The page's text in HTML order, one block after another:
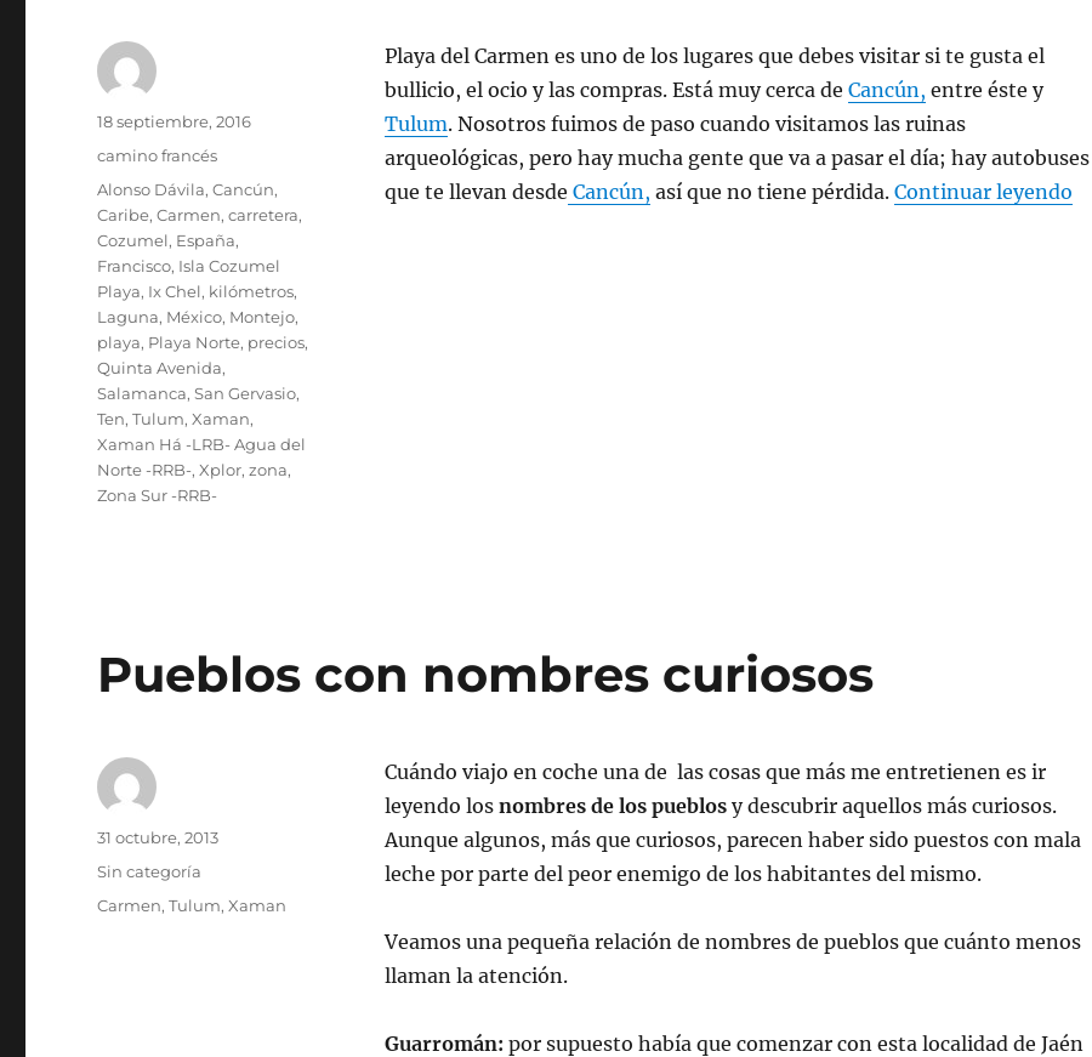
Playa del Carmen es uno de los lugares que debes visitar si te gusta el
bullicio, el ocio y las compras. Está muy cerca de Cancún, entre éste y
Tulum. Nosotros fuimos de paso cuando visitamos las ruinas
arqueológicas, pero hay mucha gente que va a pasar el día; hay autobuses
que te llevan desde Cancún, así que no tiene pérdida. Continuar leyendo
Autor
Publicado
18 septiembre, 2016
Categorías
camino francés
Etiquetas
Alonso Dávila,Cancún,
Caribe,Carmen,carretera,
Cozumel, España,
Francisco, Isla Cozumel
Playa, Ix Chel, kilómetros,
Laguna, México, Montejo,
playa, Playa Norte, precios,
Quinta Avenida,
Salamanca,San Gervasio,
Ten,Tulum,Xaman,
Xaman Há -LRB- Agua del
Norte -RRB-,Xplor,zona,
Zona Sur -RRB-
Pueblos con nombres curiosos
Cuándo viajo en coche una de las cosas que más me entretienen es ir
leyendo los nombres de los pueblosy descubrir aquellos más curiosos.
Aunque algunos, más que curiosos, parecen haber sido puestos con mala
leche por parte del peor enemigo de los habitantes del mismo.
Veamos una pequeña relación de nombres de pueblos que cuánto menos
llaman la atención.
Guarromán: por supuesto había que comenzar con esta localidad de Jaén
Autor
Publicado
el
31 octubre, 2013
Categorías
Sin categoría
Etiquetas
Carmen,Tulum,Xaman